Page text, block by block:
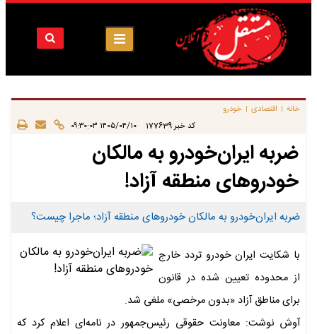
خانه | اقتصادی | خودرو
کد خبر 177639 ۱۴۰۵/۰۴/۱۰ ۰۹:۳۰:۰۳
ضربه ایران‌خودرو به مالکان
خودروهای منطقه آزاد!
ضربه ایران‌خودرو به مالکان خودروهای منطقه آزاد؛ ماجرا چیست؟
با شکایت ایران خودرو تردد خارج
از محدوده تعیین شده در قانون
برای مناطق آزاد «بدون مرخصی» ملغی شد.
آوش نوشت: معاونت حقوقی رئیس‌جمهور در نامه‌ای اعلام کرد که